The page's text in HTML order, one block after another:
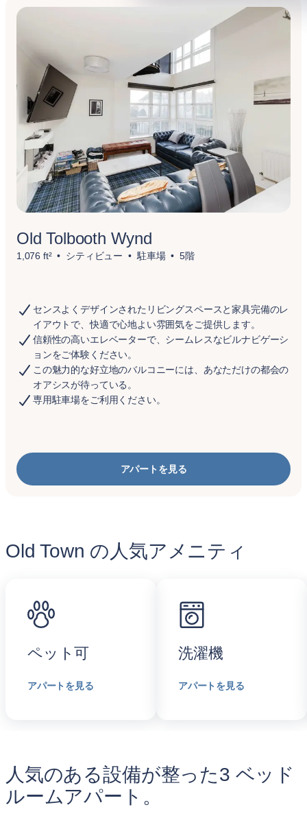
Old Tolbooth Wynd
1,076 ft² シティビュー 駐車場 5階
センスよくデザインされたリビングスペースと家具完備のレ
イアウトで、快適で心地よい雰囲気をご提供します。
信頼性の高いエレベーターで、シームレスなビルナビゲーシ
ョンをご体験ください。
この魅力的な好立地のバルコニーには、あなただけの都会の
オアシスが待っている。
専用駐車場をご利用ください。
アパートを見る
Old Town の人気アメニティ
ペット可
アパートを見る
洗濯機
アパートを見る
人気のある設備が整った3 ベッド
ルームアパート。